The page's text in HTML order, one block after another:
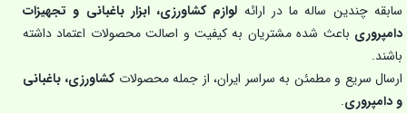
سابقه چندین ساله ما در ارائه لوازم کشاورزی، ابزار باغبانی و تجهیزات
دامپروری باعث شده مشتریان به کیفیت و اصالت محصولات اعتماد داشته
باشند.
ارسال سریع و مطمئن به سراسر ایران، از جمله محصولاتکشاورزی، باغبانی
و دامپروری.